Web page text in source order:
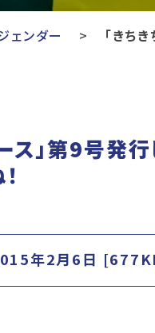
ェンダー 「きち
ス」第9号発
年2月6日